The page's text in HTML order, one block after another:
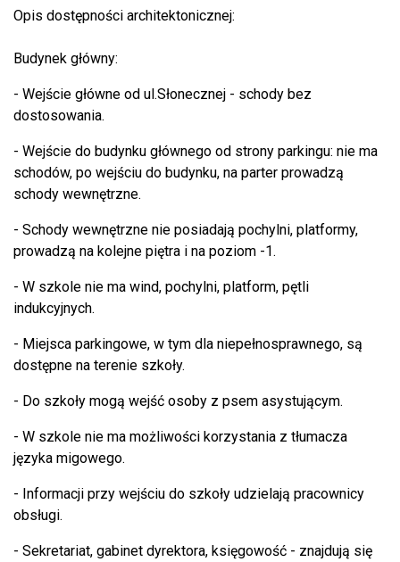
Opis dostępności architektonicznej:
Budynek główny:
- Wejście główne od ul.Słonecznej - schody bez
dostosowania.
- Wejście do budynku głównego od strony parkingu: nie ma
schodów, po wejściu do budynku, na parter prowadzą
schody wewnętrzne.
- Schody wewnętrzne nie posiadają pochylni, platformy,
prowadzą na kolejne piętra i na poziom -1.
- W szkole nie ma wind, pochylni, platform, pętli
indukcyjnych.
- Miejsca parkingowe, w tym dla niepełnosprawnego, są
dostępne na terenie szkoły.
- Do szkoły mogą wejść osoby z psem asystującym.
- W szkole nie ma możliwości korzystania z tłumacza
języka migowego.
- Informacji przy wejściu do szkoły udzielają pracownicy
obsługi.
- Sekretariat, gabinet dyrektora, księgowość - znajdują się